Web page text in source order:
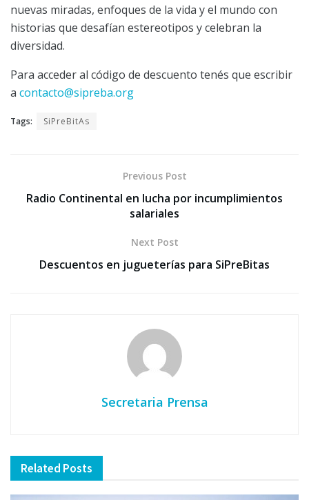
nuevas miradas, enfoques de la vida y el mundo con
historias que desafían estereotipos y celebran la
diversidad.
Para acceder al código de descuento tenés que escribir
a contacto@sipreba.org
Tags: SiPreBitAs
Previous Post
Radio Continental en lucha por incumplimientos
salariales
Next Post
Descuentos en jugueterías para SiPreBitas
Secretaria Prensa
Related Posts